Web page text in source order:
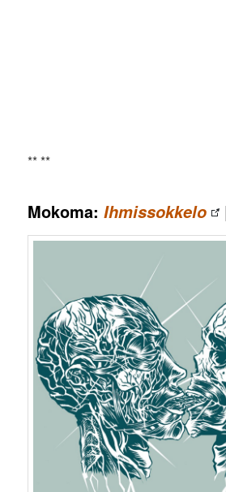
** **
Mokoma:Ihmissokkelo